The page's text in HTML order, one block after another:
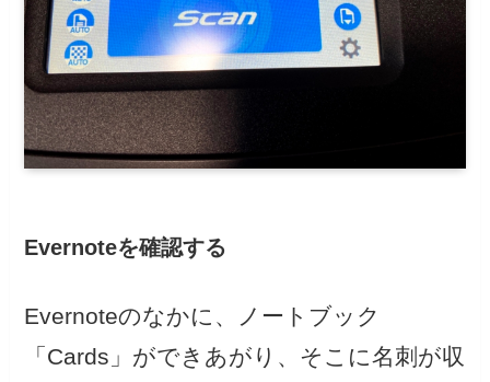
Evernoteを確認する
Evernoteのなかに、ノートブック
「Cards」ができあがり、そこに名刺が収